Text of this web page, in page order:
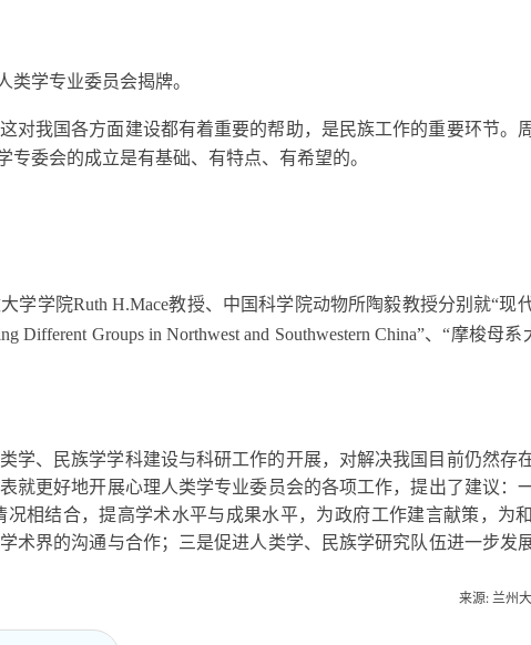
学专业委员会揭牌。
对我国各方面建设都有着重要的帮助，是民族工作的重要环节。
委会的成立是有基础、有特点、有希望的。
学学院Ruth H.Mace教授、中国科学院动物所陶毅教授分别就“现
Groups in Northwest and Southwestern China”、“摩梭母
、民族学学科建设与科研工作的开展，对解决我国目前仍然存
就更好地开展心理人类学专业委员会的各项工作，提出了建议：
相结合，提高学术水平与成果水平，为政府工作建言献策，为
界的沟通与合作；三是促进人类学、民族学研究队伍进一步发
来源: 兰州